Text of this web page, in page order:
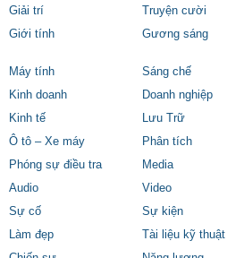
Giải trí
Truyện cười
Giới tính
Gương sáng
Máy tính
Sáng chế
Kinh doanh
Doanh nghiệp
Kinh tế
Lưu Trữ
Ô tô – Xe máy
Phân tích
Phóng sự điều tra
Media
Audio
Video
Sự cố
Sự kiện
Làm đẹp
Tài liệu kỹ thuật